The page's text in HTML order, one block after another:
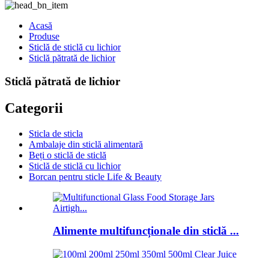
Acasă
Produse
Sticlă de sticlă cu lichior
Sticlă pătrată de lichior
Sticlă pătrată de lichior
Categorii
Sticla de sticla
Ambalaje din sticlă alimentară
Beți o sticlă de sticlă
Sticlă de sticlă cu lichior
Borcan pentru sticle Life & Beauty
Alimente multifuncționale din sticlă ...